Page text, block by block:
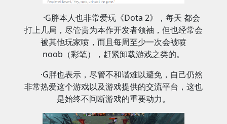
·G胖本人也非常爱玩《Dota 2》，每天 都会
打上几局，尽管贵为本作开发者领袖，但也经常会
被其他玩家喷，而且每周至少一次会被喷
noob（彩笔），赶紧卸载游戏之类的。
·G胖也表示，尽管不和谐难以避免，自己仍然
非常热爱这个游戏以及游戏提供的交流平台，这也
是始终不间断游戏的重要动力。